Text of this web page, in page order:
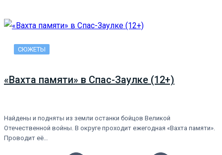
СЮЖЕТЫ
«Вахта памяти» в Спас-Заулке (12+)
Найдены и подняты из земли останки бойцов Великой
Отечественной войны. В округе проходит ежегодная «Вахта памяти».
Проводит её…